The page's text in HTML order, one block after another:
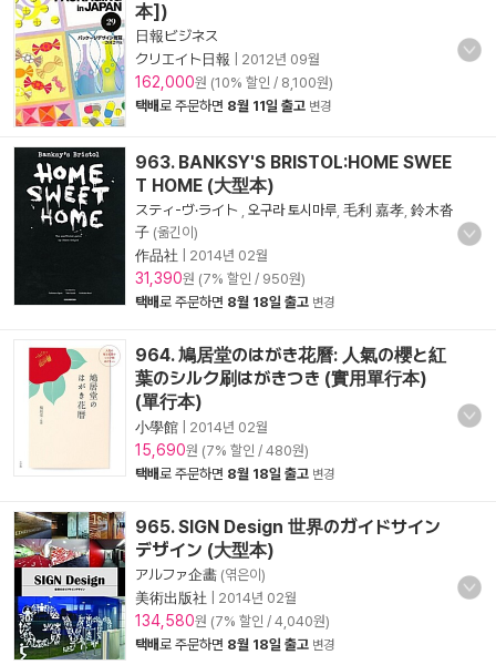
本])
日報ビジネス
クリエイト日報
2012년 09월
162,000원 (10% 할인 / 8,100원)
택배로 주문하면 8월 11일 출고 변경
963. BANKSY'S BRISTOL:HOME SWEE
T HOME (大型本)
スティ-ヴ·ライト 오구라 토시마루 毛利 嘉孝 鈴木沓
子 (옮긴이)
作品社
2014년 02월
31,390원 (7% 할인 / 950원)
택배로 주문하면 8월 18일 출고 변경
964. 鳩居堂のはがき花曆: 人氣の櫻と紅
葉のシルク刷はがきつき (實用單行本)
(單行本)
小學館 2014년 02월
15,690원 (7% 할인 / 480원)
택배로 주문하면 8월 18일 출고 변경
965. SIGN Design 世界のガイドサイン
デザイン (大型本)
アルファ企畵 (엮은이)
美術出版社
2014년 02월
134,580원 (7% 할인 / 4,040원)
택배로 주문하면 8월 18일 출고 변경